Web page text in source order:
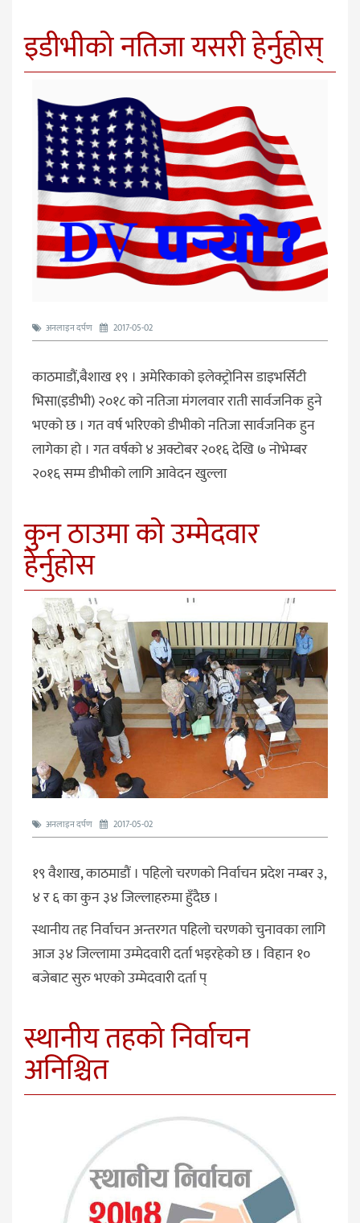
इडीभीको नतिजा यसरी हेर्नुहोस्
अनलाइन दर्पण 2017-05-02
काठमाडौं,बैशाख १९ । अमेरिकाको इलेक्ट्रोनिस डाइभर्सिटी
भिसा(इडीभी) २०१८ को नतिजा मंगलवार राती सार्वजनिक हुने
भएको छ । गत वर्ष भरिएको डीभीको नतिजा सार्वजनिक हुन
लागेका हो । गत वर्षको ४ अक्टोबर २०१६ देखि ७ नोभेम्बर
२०१६ सम्म डीभीको लागि आवेदन खुल्ला
कुन ठाउमा को उम्मेदवार
हेर्नुहाेस
अनलाइन दर्पण 2017-05-02
१९ वैशाख, काठमाडौं । पहिलो चरणको निर्वाचन प्रदेश नम्बर ३,
४ र ६ का कुन ३४ जिल्लाहरुमा हुँदैछ ।
स्थानीय तह निर्वाचन अन्तरगत पहिलो चरणको चुनावका लागि
आज ३४ जिल्लामा उम्मेदवारी दर्ता भइरहेको छ । विहान १०
बजेबाट सुरु भएको उम्मेदवारी दर्ता प्
स्थानीय तहको निर्वाचन
अनिश्चित